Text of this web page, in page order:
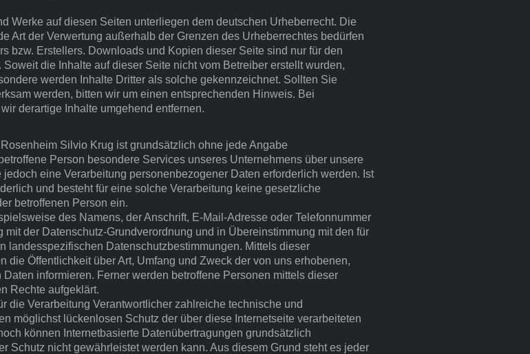
Werke auf diesen Seiten unterliegen dem deutschen Urheberrecht. Die
Art der Verwertung außerhalb der Grenzen des Urheberrechtes bedürfen
bzw. Erstellers. Downloads und Kopien dieser Seite sind nur für den
die Inhalte auf dieser Seite nicht vom Betreiber erstellt wurden,
werden Inhalte Dritter als solche gekennzeichnet. Sollten Sie
werden, bitten wir um einen entsprechenden Hinweis. Bei
derartige Inhalte umgehend entfernen.
Silvio Krug ist grundsätzlich ohne jede Angabe
Person besondere Services unseres Unternehmens über unsere
eine Verarbeitung personenbezogener Daten erforderlich werden. Ist
und besteht für eine solche Verarbeitung keine gesetzliche
betroffenen Person ein.
des Namens, der Anschrift, E-Mail-Adresse oder Telefonnummer
der Datenschutz-Grundverordnung und in Übereinstimmung mit den für
Datenschutzbestimmungen. Mittels dieser
die Öffentlichkeit über Art, Umfang und Zweck der von uns erhobenen,
informieren. Ferner werden betroffene Personen mittels dieser
Rechte aufgeklärt.
die Verarbeitung Verantwortlicher zahlreiche technische und
möglichst lückenlosen Schutz der über diese Internetseite verarbeiteten
können Internetbasierte Datenübertragungen grundsätzlich
Schutz nicht gewährleistet werden kann. Aus diesem Grund steht es jeder